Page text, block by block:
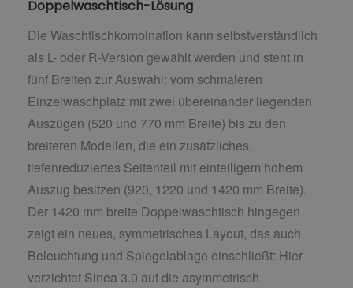
Doppelwaschtisch-Lösung
Die Waschtischkombination kann selbstverständlich
als L- oder R-Version gewählt werden und steht in
fünf Breiten zur Auswahl: vom schmaleren
Einzelwaschplatz mit zwei übereinander liegenden
Auszügen (520 und 770 mm Breite) bis zu den
breiteren Modellen, die ein zusätzliches,
tiefenreduziertes Seitenteil mit einteiligem hohem
Auszug besitzen (920, 1220 und 1420 mm Breite).
Der 1420 mm breite Doppelwaschtisch hingegen
zeigt ein neues, symmetrisches Layout, das auch
Beleuchtung und Spiegelablage einschließt: Hier
verzichtet Sinea 3.0 auf die asymmetrisch